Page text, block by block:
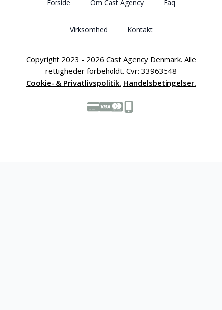
Forside Om Cast Agency Faq
Virksomhed Kontakt
Copyright 2023 - 2026 Cast Agency Denmark. Alle
rettigheder forbeholdt. Cvr: 33963548
Cookie- & Privatlivspolitik. Handelsbetingelser.